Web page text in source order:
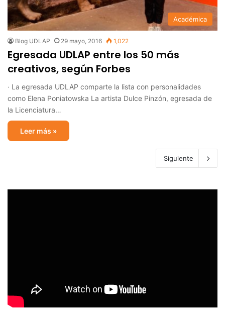
Académica
Blog UDLAP 29 mayo, 2016 1,022
Egresada UDLAP entre los 50 más
creativos, según Forbes
· La egresada UDLAP comparte la lista con personalidades
como Elena Poniatowska La artista Dulce Pinzón, egresada de
la Licenciatura…
Leer más »
Siguiente